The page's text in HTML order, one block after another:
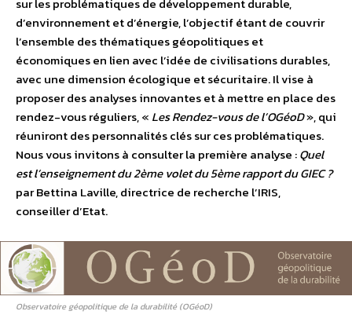
sur les problématiques de développement durable,
d’environnement et d’énergie, l’objectif étant de couvrir
l’ensemble des thématiques géopolitiques et
économiques en lien avec l’idée de civilisations durables,
avec une dimension écologique et sécuritaire. Il vise à
proposer des analyses innovantes et à mettre en place des
rendez-vous réguliers, « Les Rendez-vous de l’OGéoD», qui
réuniront des personnalités clés sur ces problématiques.
Nous vous invitons à consulter la première analyse :Quel
est l’enseignement du 2ème volet du 5ème rapport du GIEC ?
par Bettina Laville, directrice de recherche l’IRIS,
conseiller d’Etat.
Observatoire géopolitique de la durabilité (OGéoD)